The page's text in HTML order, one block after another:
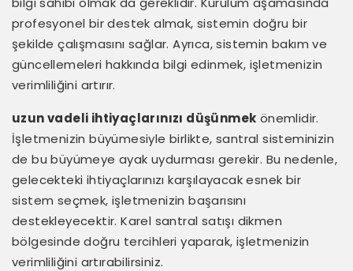
profesyonel bir destek almak, sistemin doğru bir
şekilde çalışmasını sağlar. Ayrıca, sistemin bakım ve
güncellemeleri hakkında bilgi edinmek, işletmenizin
verimliliğini artırır.
uzun vadeli ihtiyaçlarınızı düşünmek önemlidir.
İşletmenizin büyümesiyle birlikte, santral sisteminizin
de bu büyümeye ayak uydurması gerekir. Bu nedenle,
gelecekteki ihtiyaçlarınızı karşılayacak esnek bir
sistem seçmek, işletmenizin başarısını
destekleyecektir. Karel santral satışı dikmen
bölgesinde doğru tercihleri yaparak, işletmenizin
verimliliğini artırabilirsiniz.